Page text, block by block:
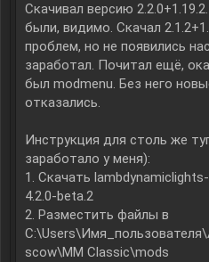
Скачивал версию
были, видимо. Скачал
проблем, но не появились
заработал. Почитал ещё,
был modmenu. Без него
отказались.
Инструкция для столь же
заработало у меня):
1. Скачать
4.2.0-beta.2
2. Разместить файлы в
scow\MM Classic\mods